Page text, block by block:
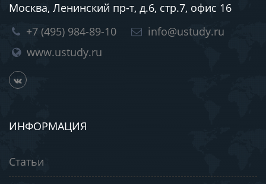
Москва, Ленинский пр-т, д.6, стр.7, офис 16
+7 (495) 984-89-10
info@ustudy.ru
www.ustudy.ru
ИНФОРМАЦИЯ
Статьи